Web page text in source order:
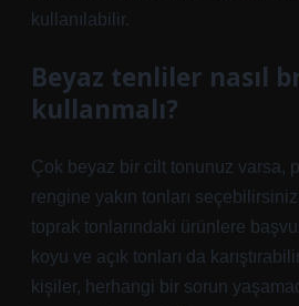
kullanılabilir.
Beyaz tenliler nasıl
kullanmalı?
Çok beyaz bir cilt tonunuz varsa,
rengine yakın tonları
toprak tonlarındaki ürünlere
koyu ve açık tonları da
kişiler, herhangi bir sorun